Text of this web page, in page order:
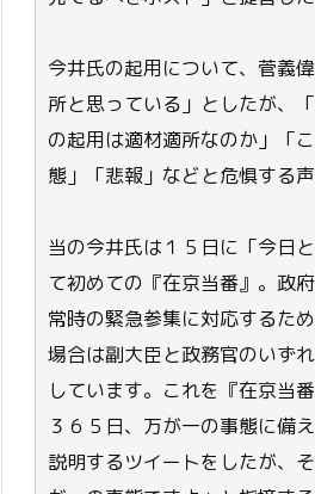
今井氏の起用について、菅義
所と思っている」としたが、
の起用は適材適所なのか」「
態」「悲報」などと危惧する声
当の今井氏は１５日に「今日
て初めての『在京当番』。政
常時の緊急参集に対応するた
場合は副大臣と政務官のいず
しています。これを『在京当
３６５日、万が一の事態に備
説明するツイートをしたが、